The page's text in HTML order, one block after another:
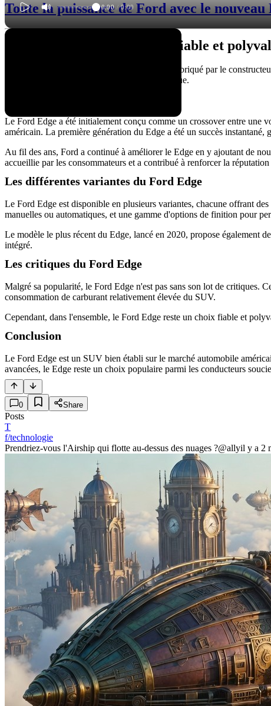
Toute la puissance de Ford avec le nouveau
0:00 / 0:00
Le Ford Edge : Un véhicule fiable et
Le Ford Edge est un SUV de taille moyenne fabriqué par le
l'un des modèles les plus populaires de la marque.
Le Ford Edge a été initialement conçu comme un crossover entre une
américain. La première génération du Edge a été un succès instantané,
Au fil des ans, Ford a continué à améliorer le Edge en y ajoutant de
accueillie par les consommateurs et a contribué à renforcer la
Les différentes variantes du Ford Edge
Le Ford Edge est disponible en plusieurs variantes, chacune offrant
manuelles ou automatiques, et une gamme d'options de finition pour
Le modèle le plus récent du Edge, lancé en 2020, propose également
intégré.
Les critiques du Ford Edge
Malgré sa popularité, le Ford Edge n'est pas sans son lot de critiques.
consommation de carburant relativement élevée du SUV.
Cependant, dans l'ensemble, le Ford Edge reste un choix fiable et
Conclusion
Le Ford Edge est un SUV bien établi sur le marché automobile
avancées, le Edge reste un choix populaire parmi les conducteurs
0 Share
Posts
T
f/technologie
Prendriez-vous l'Airship qui flotte au-dessus des nuages ?@allyil y a 2